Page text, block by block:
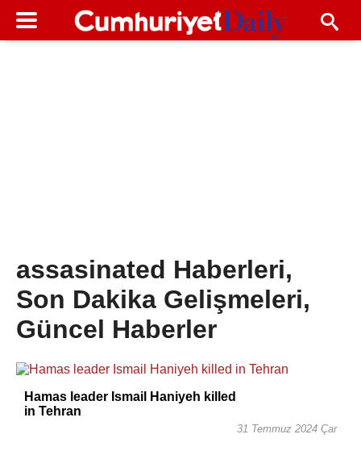
assasinated Haberleri,
Son Dakika Gelişmeleri,
Güncel Haberler
Hamas leader Ismail Haniyeh killed
in Tehran
31 Temmuz 2024 Çar